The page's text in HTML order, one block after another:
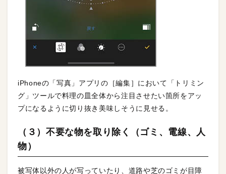
iPhoneの「写真」アプリの［編集］において「トリミン
グ」ツールで料理の皿全体から注目させたい箇所をアッ
プになるように切り抜き美味しそうに見せる。
（３）不要な物を取り除く（ゴミ、電線、人
物）
被写体以外の人が写っていたり、道路や芝のゴミが目障